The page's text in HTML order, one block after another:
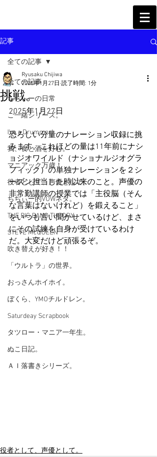
記事
全ての記事
ちぢぃーの日常
ご一緒シリーズ。
I'm a Drummer!
我、食と酒を好む。
マニアック万歳！
役者として、声優として。
ちぢぃー的VOWネタ。
THE BIG BANG THEORY
STEVE McQUEEN
吹き替えが好き！！
「ウルトラ」の世界。
おっさんホイホイ。
ぼくら、YMOチルドレン。
Saturdeay Scrapbook
タツロー・マニア一年生。
ぬこ日記。
ＡＩ落書きシリーズ。
全ての記事
挑戦。
Ryusaku Chijiwa
2025年1月27日 読了時間: 1分
2025年1月27日
恐ろしい分量のナレーション収録に挑
みます。これほどの量は11年前にナシ
ョジオワイルド（ナショナルジオグラ
フィック）の単独ナレーションを２シ
ーズン担当した時以来のこと。声優の
非常勤講師の授業では「主役脳（そん
な言葉はないけれど）を鍛えること」
をいつも言い聞かせているけど、まさ
にその試練を自身が受けているわけ
だ。大変だけど頑張るぞ。
役者として、声優として。